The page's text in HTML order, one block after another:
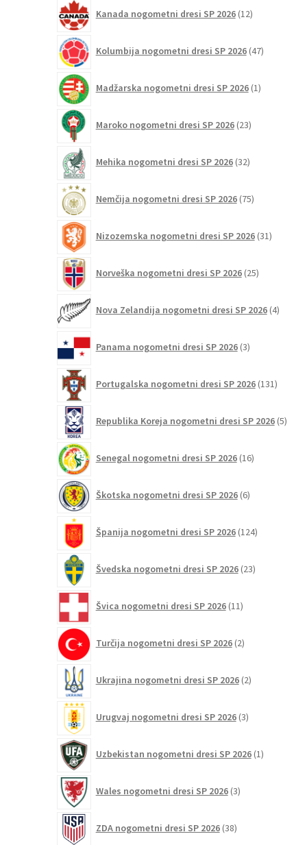
Kanada nogometni dresi SP 2026 12izdelkov
Kolumbija nogometni dresi SP 2026 47izdelkov
Madžarska nogometni dresi SP 2026 1izdelek
Maroko nogometni dresi SP 2026 23izdelkov
Mehika nogometni dresi SP 2026 32izdelkov
Nemčija nogometni dresi SP 2026 75izdelkov
Nizozemska nogometni dresi SP 2026 31izdelkov
Norveška nogometni dresi SP 2026 25izdelkov
Nova Zelandija nogometni dresi SP 2026 4izdelki
Panama nogometni dresi SP 2026 3izdelki
Portugalska nogometni dresi SP 2026 131
Republika Koreja nogometni dresi SP 2026 5
Senegal nogometni dresi SP 2026 16izdelkov
Škotska nogometni dresi SP 2026 6izdelkov
Španija nogometni dresi SP 2026 124izdelkov
Švedska nogometni dresi SP 2026 23izdelkov
Švica nogometni dresi SP 2026 11izdelkov
Turčija nogometni dresi SP 2026 2izdelka
Ukrajina nogometni dresi SP 2026 2izdelka
Urugvaj nogometni dresi SP 2026 3izdelki
Uzbekistan nogometni dresi SP 2026 1izdelek
Wales nogometni dresi SP 2026 3izdelki
ZDA nogometni dresi SP 2026 38izdelkov